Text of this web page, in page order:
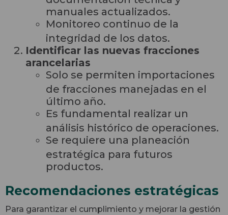
manuales actualizados.
Monitoreo continuo de la
integridad de los datos.
Identificar las nuevas fracciones
arancelarias
Solo se permiten importaciones
de fracciones manejadas en el
último año.
Es fundamental realizar un
análisis histórico de operaciones.
Se requiere una planeación
estratégica para futuros
productos.
Recomendaciones estratégicas
Para garantizar el cumplimiento y mejorar la gestión